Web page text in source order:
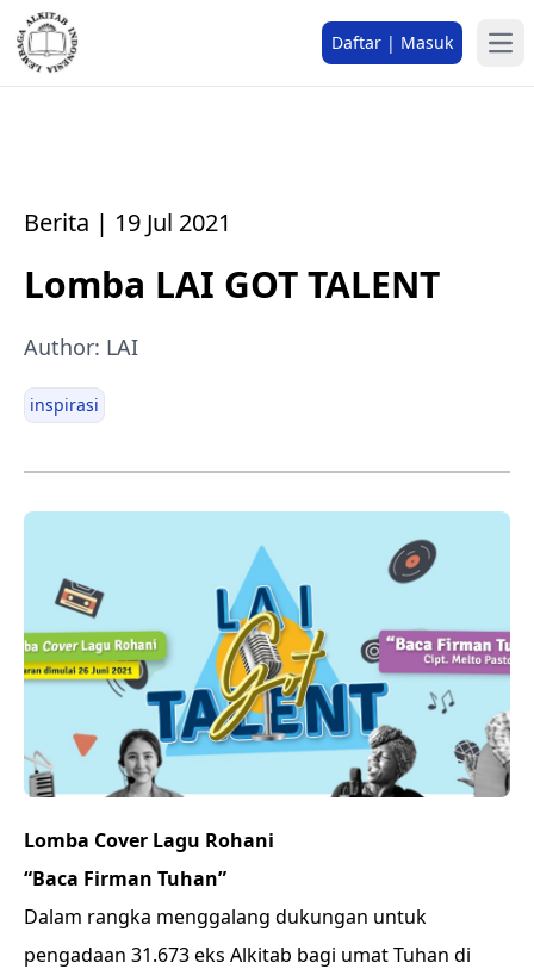
Daftar | Masuk
Berita | 19 Jul 2021
Lomba LAI GOT TALENT
Author: LAI
inspirasi
Lomba Cover Lagu Rohani
“Baca Firman Tuhan”
Dalam rangka menggalang dukungan untuk
pengadaan 31.673 eks Alkitab bagi umat Tuhan di